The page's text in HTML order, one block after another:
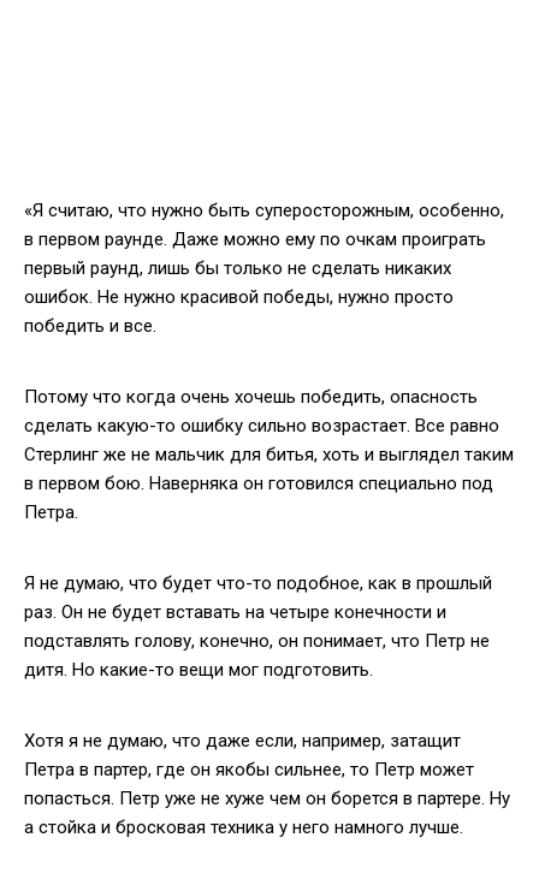
«Я считаю, что нужно быть суперосторожным, особенно,
в первом раунде. Даже можно ему по очкам проиграть
первый раунд, лишь бы только не сделать никаких
ошибок. Не нужно красивой победы, нужно просто
победить и все.
Потому что когда очень хочешь победить, опасность
сделать какую-то ошибку сильно возрастает. Все равно
Стерлинг же не мальчик для битья, хоть и выглядел таким
в первом бою. Наверняка он готовился специально под
Петра.
Я не думаю, что будет что-то подобное, как в прошлый
раз. Он не будет вставать на четыре конечности и
подставлять голову, конечно, он понимает, что Петр не
дитя. Но какие-то вещи мог подготовить.
Хотя я не думаю, что даже если, например, затащит
Петра в партер, где он якобы сильнее, то Петр может
попасться. Петр уже не хуже чем он борется в партере. Ну
а стойка и бросковая техника у него намного лучше.